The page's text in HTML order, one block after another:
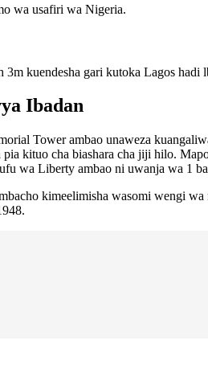
wa usafiri wa Nigeria.
kuendesha gari kutoka Lagos hadi
Ibadan
Tower ambao unaweza
kituo cha biashara cha jiji hilo.
wa Liberty ambao ni uwanja wa 1
kimeelimisha wasomi wengi